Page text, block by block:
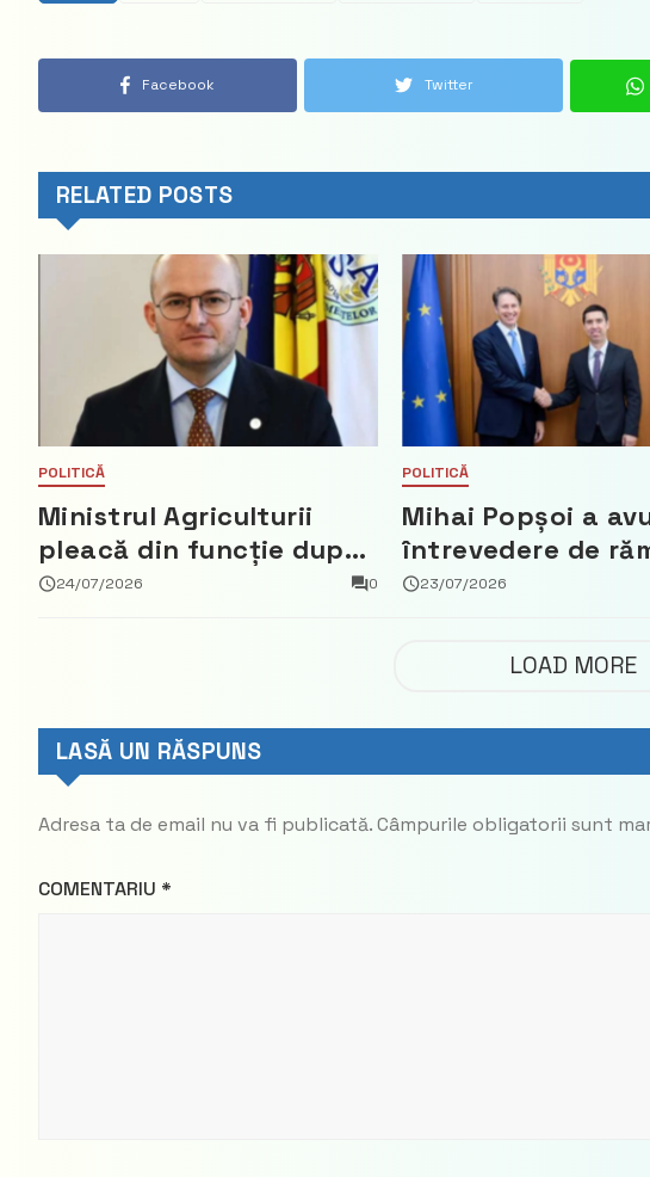
Facebook Twitter
RELATED POSTS
POLITICĂ
Ministrul Agriculturii
pleacă din funcție după
ce a negat că a făcut
24/07/2026 0
POLITICĂ
Mihai Popșoi a
întrevedere de
bun cu
Fred Duijn
23/07/2026
LOAD MORE
LASĂ UN RĂSPUNS
Adresa ta de email nu va fi publicată.Câmpurile obligatorii sunt
COMENTARIU *